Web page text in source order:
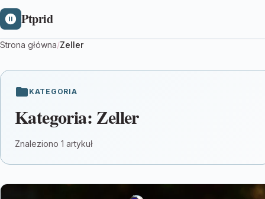
Ptprid
Strona główna/Zeller
KATEGORIA
Kategoria: Zeller
Znaleziono 1 artykuł